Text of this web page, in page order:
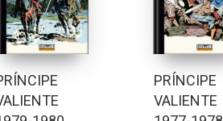
PRÍNCIPE
VALIENTE